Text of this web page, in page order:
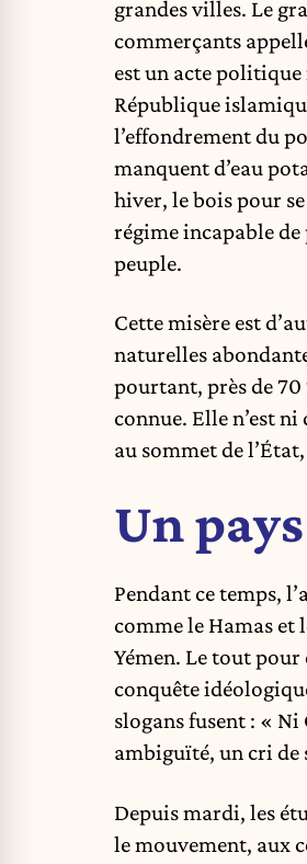
grandes villes. Le
commerçants
est un acte
République
l’effondrement du
manquent d’eau
hiver, le bois pour
régime incapable de
peuple.
Cette misère est
naturelles
pourtant, près de 70
connue. Elle n’est
au sommet de
Un
Pendant ce temps,
comme le Hamas et
Yémen. Le tout
conquête
slogans fusent : «
ambiguïté, un cri de
Depuis mardi, les
le mouvement, aux